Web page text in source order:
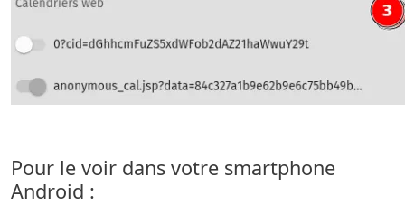
Pour le voir dans votre smartphone
Android :